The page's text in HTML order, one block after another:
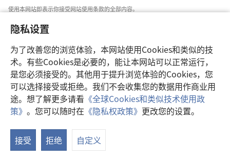
隐私设置
为了改善您的浏览体验，本网站使用Cookies和类似的技
术。有些Cookies是必要的，能让本网站可以正常运行，
是您必须接受的。其他用于提升浏览体验的Cookies，您
可以选择接受或拒绝。我们不会收集您的数据用作商业用
途。想了解更多请看 《全球Cookies和类似技术使用政
策》 。您可以随时在 《隐私权政策》 更改您的设置。
接受 拒绝 自定义
使用本网站即表示你接受网站使用条款的全部内容。
设置外观
Copyright© 2026 Watch Tower Bible and Tract Society of Pennsylvania.
使用条款|隐私权政策| 隐私设置